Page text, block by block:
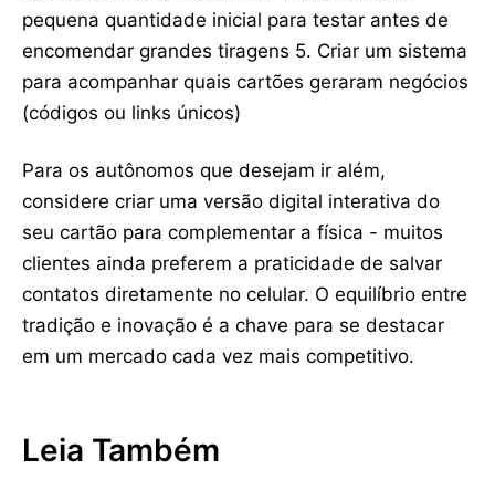
pequena quantidade inicial para testar antes de
encomendar grandes tiragens 5. Criar um sistema
para acompanhar quais cartões geraram negócios
(códigos ou links únicos)
Para os autônomos que desejam ir além,
considere criar uma versão digital interativa do
seu cartão para complementar a física - muitos
clientes ainda preferem a praticidade de salvar
contatos diretamente no celular. O equilíbrio entre
tradição e inovação é a chave para se destacar
em um mercado cada vez mais competitivo.
Leia Também